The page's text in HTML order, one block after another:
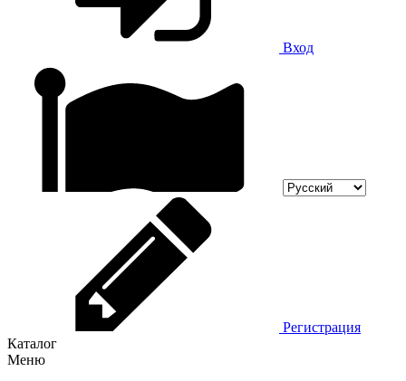
Вход
Регистрация
Каталог
Меню